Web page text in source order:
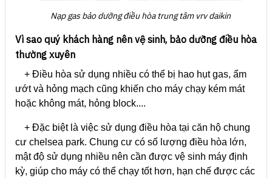
Nạp gas bảo dưỡng điều hòa trung tâm vrv daikin
Vì sao quý khách hàng nên vệ sinh, bảo dưỡng điều hòa
thường xuyên
+ Điều hòa sử dụng nhiều có thể bị hao hụt gas, ẩm
ướt và hỏng mạch cũng khiến cho máy chạy kém mát
hoặc không mát, hỏng block....
+ Đặc biệt là việc sử dụng điều hòa tại căn hộ chung
cư chelsea park. Chung cư có số lượng điều hòa lớn,
mật độ sử dụng nhiều nên cần được vệ sinh máy định
kỳ, giúp cho máy có thể chạy tốt hơn, hạn chế được các